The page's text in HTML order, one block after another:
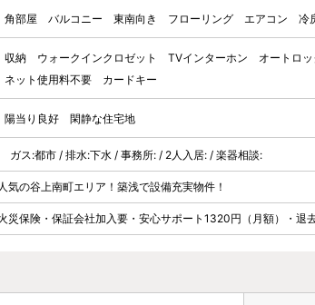
角部屋 バルコニー 東南向き フローリング エアコン 冷
収納 ウォークインクロゼット TVインターホン オートロッ
ネット使用料不要
カードキー
陽当り良好 閑静な住宅地
ガス:都市 / 排水:下水 / 事務所: / 2人入居: / 楽器相談:
人気の谷上南町エリア！築浅で設備充実物件！
災保険・保証会社加入要・安心サポート1320円（月額）・退